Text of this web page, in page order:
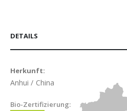
DETAILS
Herkunft:
Anhui / China
Bio-Zertifizierung: